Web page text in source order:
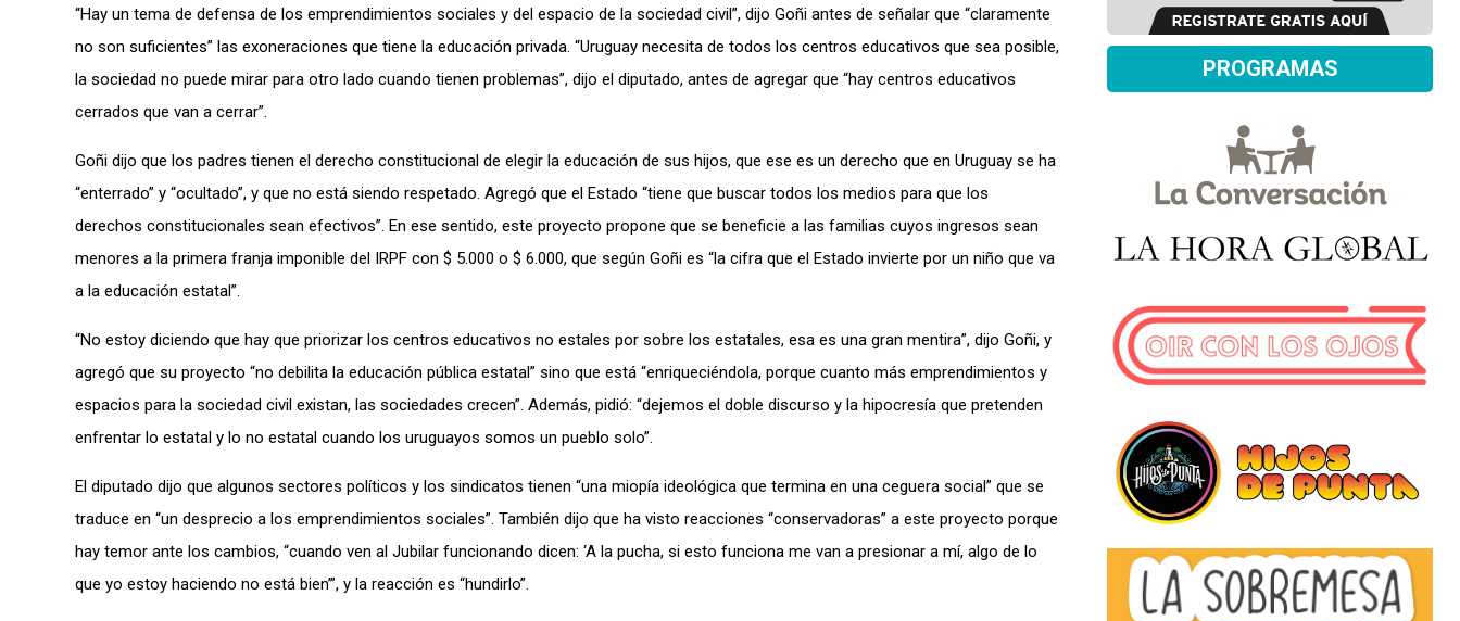
“Hay un tema de defensa de los emprendimientos sociales y del espacio de la sociedad civil”, dijo Goñi antes de señalar que “claramente
no son suficientes” las exoneraciones que tiene la educación privada. “Uruguay necesita de todos los centros educativos que sea posible,
la sociedad no puede mirar para otro lado cuando tienen problemas”, dijo el diputado, antes de agregar que “hay centros educativos
cerrados que van a cerrar”.
Goñi dijo que los padres tienen el derecho constitucional de elegir la educación de sus hijos, que ese es un derecho que en Uruguay se ha
“enterrado” y “ocultado”, y que no está siendo respetado. Agregó que el Estado “tiene que buscar todos los medios para que los
derechos constitucionales sean efectivos”. En ese sentido, este proyecto propone que se beneficie a las familias cuyos ingresos sean
menores a la primera franja imponible del IRPF con $ 5.000 o $ 6.000, que según Goñi es “la cifra que el Estado invierte por un niño que va
a la educación estatal”.
“No estoy diciendo que hay que priorizar los centros educativos no estales por sobre los estatales, esa es una gran mentira”, dijo Goñi, y
agregó que su proyecto “no debilita la educación pública estatal” sino que está “enriqueciéndola, porque cuanto más emprendimientos y
espacios para la sociedad civil existan, las sociedades crecen”. Además, pidió: “dejemos el doble discurso y la hipocresía que pretenden
enfrentar lo estatal y lo no estatal cuando los uruguayos somos un pueblo solo”.
El diputado dijo que algunos sectores políticos y los sindicatos tienen “una miopía ideológica que termina en una ceguera social” que se
traduce en “un desprecio a los emprendimientos sociales”. También dijo que ha visto reacciones “conservadoras” a este proyecto porque
hay temor ante los cambios, “cuando ven al Jubilar funcionando dicen: ‘A la pucha, si esto funciona me van a presionar a mí, algo de lo
que yo estoy haciendo no está bien’”, y la reacción es “hundirlo”.
PROGRAMAS